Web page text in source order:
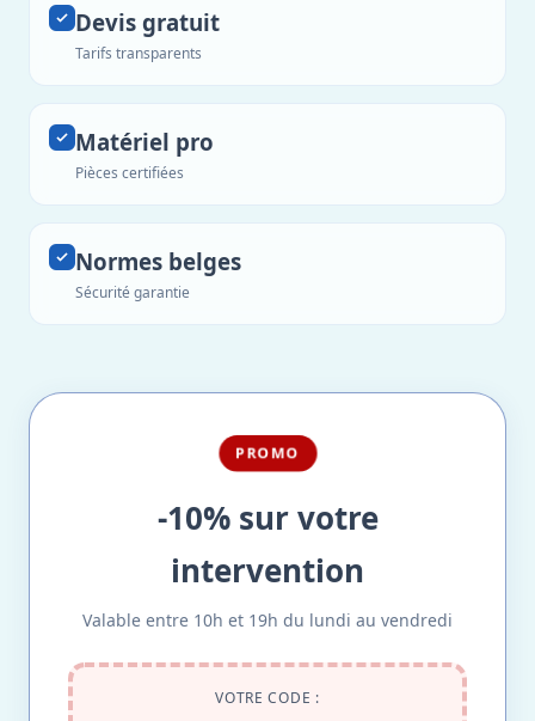
Devis gratuit
Tarifs transparents
Matériel pro
Pièces certifiées
Normes belges
Sécurité garantie
PROMO
-10% sur votre
intervention
Valable entre 10h et 19h du lundi au vendredi
VOTRE CODE :